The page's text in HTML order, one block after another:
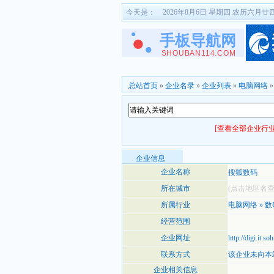
今天是： 2026年8月6日 星期四 农历六月廿
总站首页 » 企业名录 » 企业列表 » 电脑网络
[查看全部企业行
企业信息
企业名称
搜狐数码
所在城市
(点击地区名
所属行业
电脑网络 » 数
经营范围
企业网址
http://
联系方式
该企业未向
企业相关信息